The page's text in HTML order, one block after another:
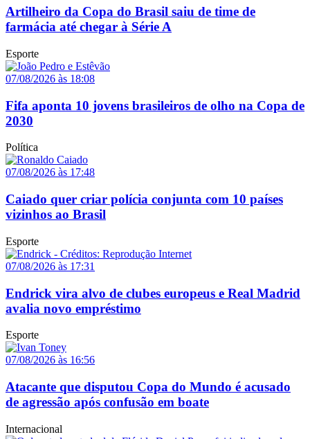
Artilheiro da Copa do Brasil saiu de time de
farmácia até chegar à Série A
Esporte
07/08/2026 às 18:08
Fifa aponta 10 jovens brasileiros de olho na Copa de
2030
Política
07/08/2026 às 17:48
Caiado quer criar polícia conjunta com 10 países
vizinhos ao Brasil
Esporte
07/08/2026 às 17:31
Endrick vira alvo de clubes europeus e Real Madrid
avalia novo empréstimo
Esporte
07/08/2026 às 16:56
Atacante que disputou Copa do Mundo é acusado
de agressão após confusão em boate
Internacional